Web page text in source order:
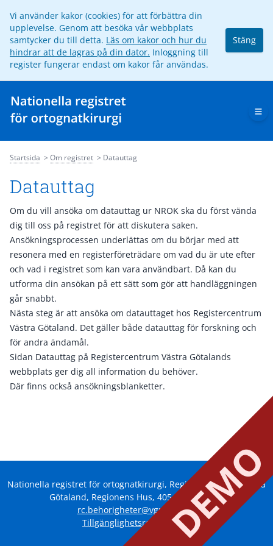
Vi använder kakor (cookies) för att förbättra din
upplevelse. Genom att besöka vår webbplats
samtycker du till detta. Läs om kakor och hur du
hindrar att de lagras på din dator. Inloggning till
register fungerar endast om kakor får användas.
Stäng
Startsida Om registret Datauttag
Datauttag
Om du vill ansöka om datauttag ur NROK ska du först vända
dig till oss på registret för att diskutera saken.
Ansökningsprocessen underlättas om du börjar med att
resonera med en registerföreträdare om vad du är ute efter
och vad i registret som kan vara användbart. Då kan du
utforma din ansökan på ett sätt som gör att handläggningen
går snabbt.
Nästa steg är att ansöka om datauttaget hos Registercentrum
Västra Götaland. Det gäller både datauttag för forskning och
för andra ändamål.
Sidan Datauttag på Registercentrum Västra Götalands
webbplats ger dig all information du behöver.
Där finns också ansökningsblanketter.
Nationella registret för ortognatkirurgi, Registercentrum Västra
Götaland, Regionens Hus, 405 44 Göteborg
rc.behorigheter@vgregion.se
Tillgänglighetsredogörelse